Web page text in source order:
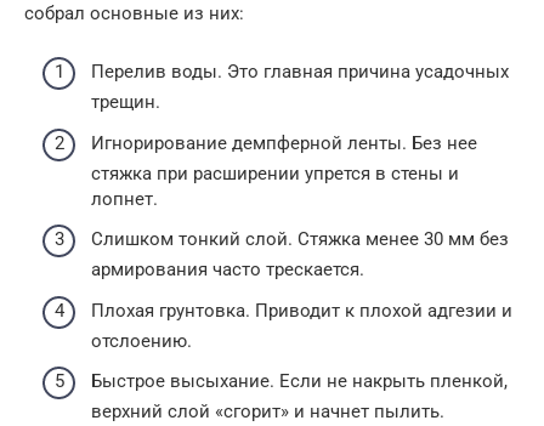
собрал основные из них:
Перелив воды. Это главная причина усадочных
трещин.
Игнорирование демпферной ленты. Без нее
стяжка при расширении упрется в стены и
лопнет.
Слишком тонкий слой. Стяжка менее 30 мм без
армирования часто трескается.
Плохая грунтовка. Приводит к плохой адгезии и
отслоению.
Быстрое высыхание. Если не накрыть пленкой,
верхний слой «сгорит» и начнет пылить.